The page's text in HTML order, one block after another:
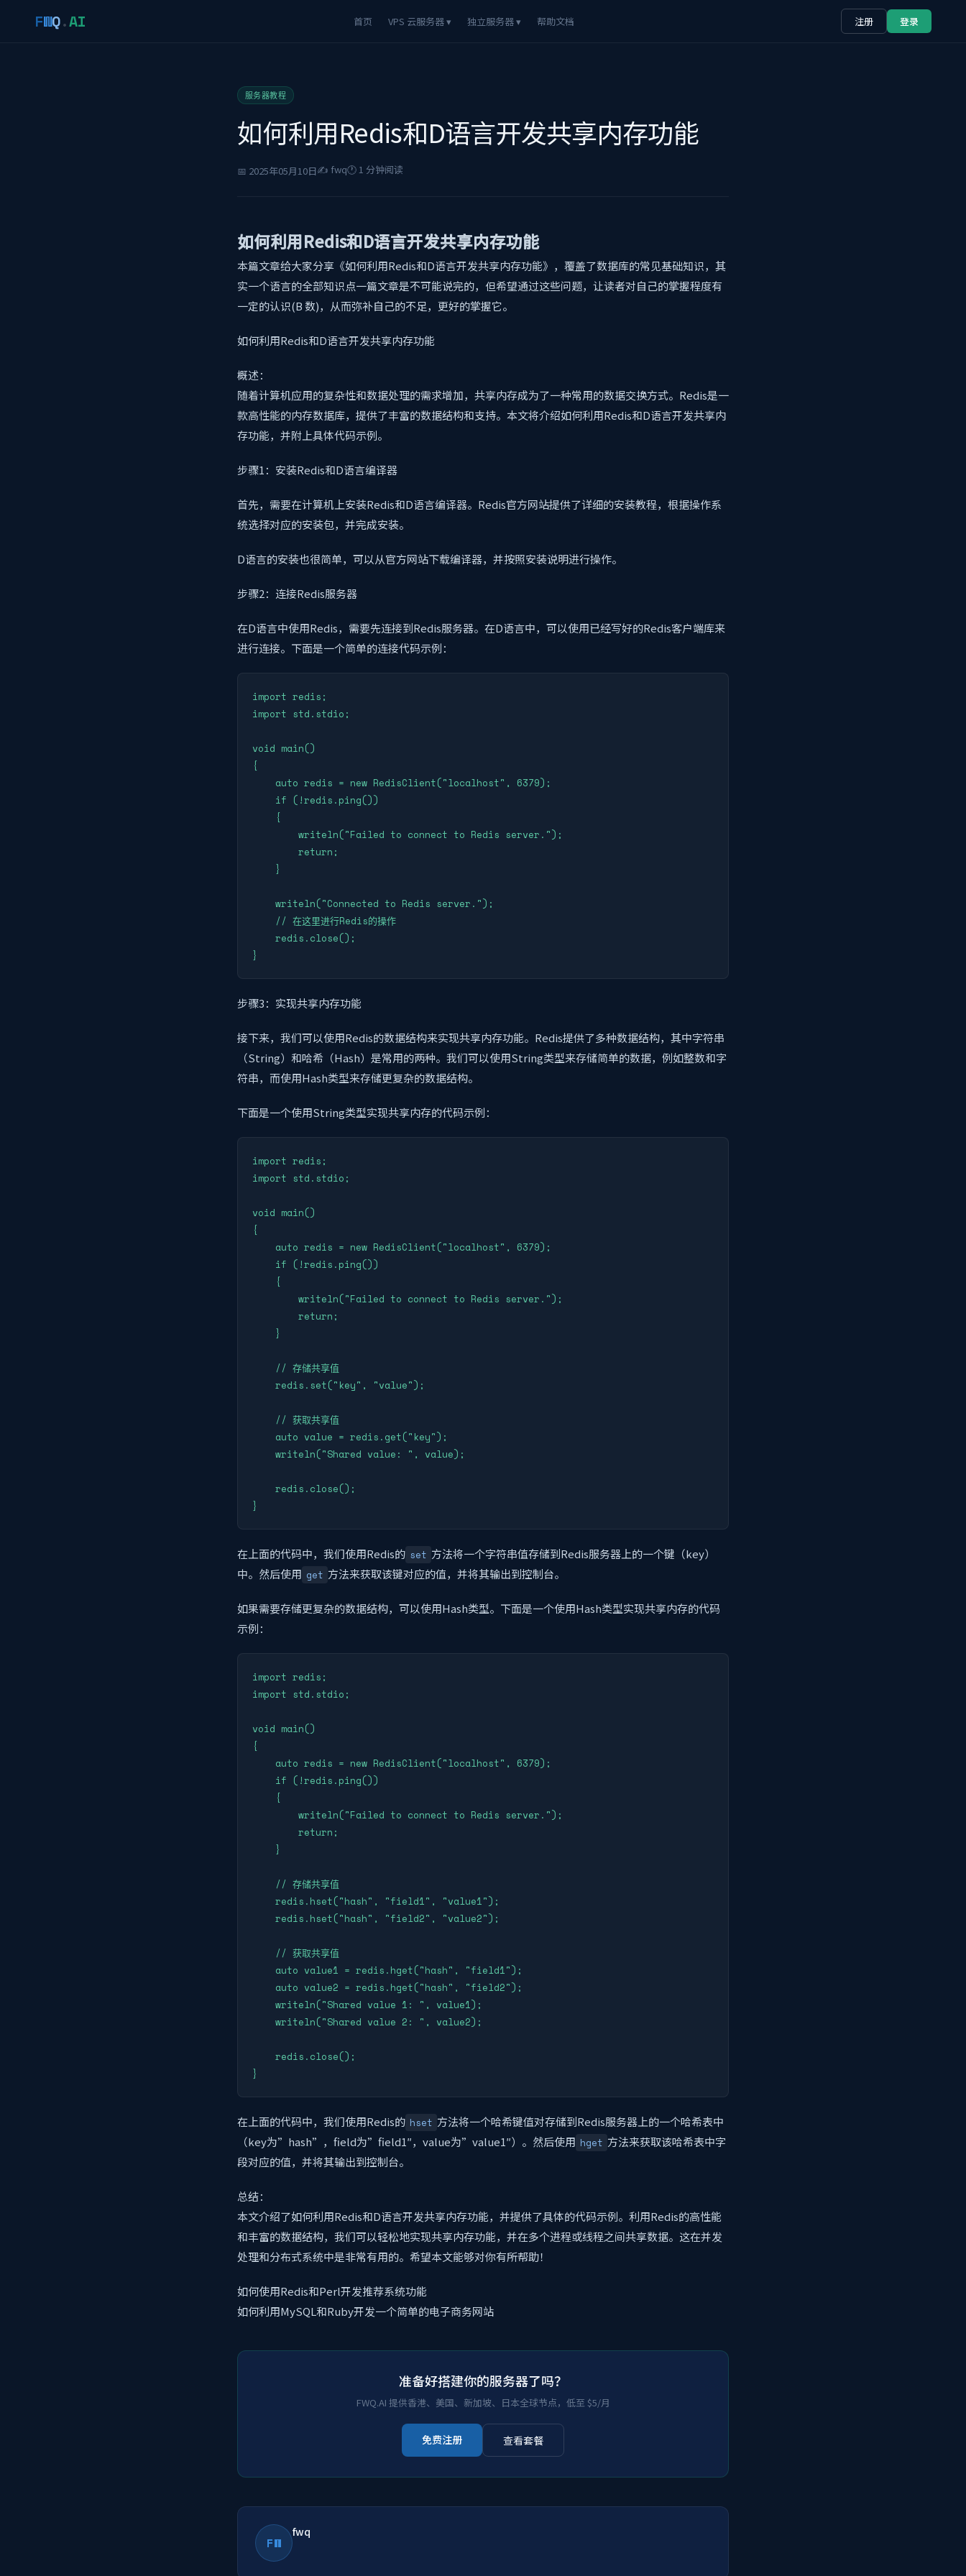
FWQ.AI 首页 VPS 云服务器 ▾ 独立服务器 ▾ 帮助文档 注册 登录
服务器教程
如何利用Redis和D语言开发共享内存功能
📅 2025年05月10日✍️ fwq🕐 1 分钟阅读
如何利用Redis和D语言开发共享内存功能
本篇文章给大家分享《如何利用Redis和D语言开发共享内存功能》，覆盖了数据库的常见基础知识，其
实一个语言的全部知识点一篇文章是不可能说完的，但希望通过这些问题，让读者对自己的掌握程度有
一定的认识(B 数)，从而弥补自己的不足，更好的掌握它。
如何利用Redis和D语言开发共享内存功能
概述：
随着计算机应用的复杂性和数据处理的需求增加，共享内存成为了一种常用的数据交换方式。Redis是一
款高性能的内存数据库，提供了丰富的数据结构和支持。本文将介绍如何利用Redis和D语言开发共享内
存功能，并附上具体代码示例。
步骤1：安装Redis和D语言编译器
首先，需要在计算机上安装Redis和D语言编译器。Redis官方网站提供了详细的安装教程，根据操作系
统选择对应的安装包，并完成安装。
D语言的安装也很简单，可以从官方网站下载编译器，并按照安装说明进行操作。
步骤2：连接Redis服务器
在D语言中使用Redis，需要先连接到Redis服务器。在D语言中，可以使用已经写好的Redis客户端库来
进行连接。下面是一个简单的连接代码示例：
import redis;
import std.stdio;
void main()
{
    auto redis = new RedisClient("localhost", 6379);
    if (!redis.ping())
    {
        writeln("Failed to connect to Redis server.");
        return;
    }
    writeln("Connected to Redis server.");
    // 在这里进行Redis的操作
    redis.close();
}
步骤3：实现共享内存功能
接下来，我们可以使用Redis的数据结构来实现共享内存功能。Redis提供了多种数据结构，其中字符串
（String）和哈希（Hash）是常用的两种。我们可以使用String类型来存储简单的数据，例如整数和字
符串，而使用Hash类型来存储更复杂的数据结构。
下面是一个使用String类型实现共享内存的代码示例：
import redis;
import std.stdio;
void main()
{
    auto redis = new RedisClient("localhost", 6379);
    if (!redis.ping())
    {
        writeln("Failed to connect to Redis server.");
        return;
    }
    // 存储共享值
    redis.set("key", "value");
    // 获取共享值
    auto value = redis.get("key");
    writeln("Shared value: ", value);
    redis.close();
}
在上面的代码中，我们使用Redis的 set 方法将一个字符串值存储到Redis服务器上的一个键（key）
中。然后使用 get 方法来获取该键对应的值，并将其输出到控制台。
如果需要存储更复杂的数据结构，可以使用Hash类型。下面是一个使用Hash类型实现共享内存的代码
示例：
import redis;
import std.stdio;
void main()
{
    auto redis = new RedisClient("localhost", 6379);
    if (!redis.ping())
    {
        writeln("Failed to connect to Redis server.");
        return;
    }
    // 存储共享值
    redis.hset("hash", "field1", "value1");
    redis.hset("hash", "field2", "value2");
    // 获取共享值
    auto value1 = redis.hget("hash", "field1");
    auto value2 = redis.hget("hash", "field2");
    writeln("Shared value 1: ", value1);
    writeln("Shared value 2: ", value2);
    redis.close();
}
在上面的代码中，我们使用Redis的 hset 方法将一个哈希键值对存储到Redis服务器上的一个哈希表中
（key为”hash”，field为”field1″，value为”value1″）。然后使用 hget 方法来获取该哈希表中字
段对应的值，并将其输出到控制台。
总结：
本文介绍了如何利用Redis和D语言开发共享内存功能，并提供了具体的代码示例。利用Redis的高性能
和丰富的数据结构，我们可以轻松地实现共享内存功能，并在多个进程或线程之间共享数据。这在并发
处理和分布式系统中是非常有用的。希望本文能够对你有所帮助！
如何使用Redis和Perl开发推荐系统功能
如何利用MySQL和Ruby开发一个简单的电子商务网站
准备好搭建你的服务器了吗？
FWQ.AI 提供香港、美国、新加坡、日本全球节点，低至 $5/月
免费注册 查看套餐
FW
fwq